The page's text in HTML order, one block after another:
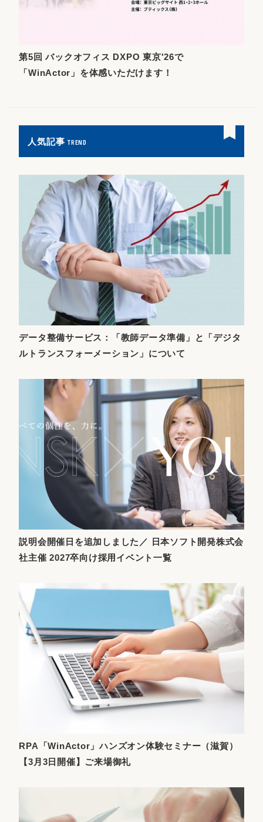
第5回 バックオフィス DXPO 東京'26で
「WinActor」を体感いただけます！
人気記事TREND
データ整備サービス：「教師データ準備」と「デジタ
ルトランスフォーメーション」について
説明会開催日を追加しました／ 日本ソフト開発株式会
社主催 2027卒向け採用イベント一覧
RPA「WinActor」ハンズオン体験セミナー（滋賀）
【3月3日開催】ご来場御礼